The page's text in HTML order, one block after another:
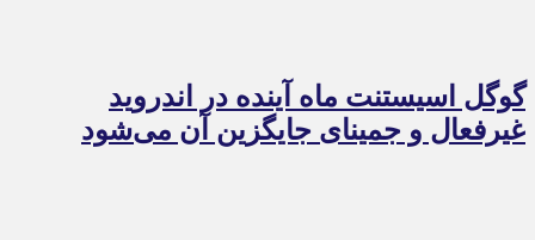
گوگل اسیستنت ماه آینده در اندروید
غیرفعال و جمینای جایگزین آن می‌شود